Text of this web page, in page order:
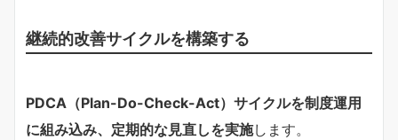
継続的改善サイクルを構築する
PDCA（Plan-Do-Check-Act）サイクルを制度運用
に組み込み、定期的な見直しを実施します。